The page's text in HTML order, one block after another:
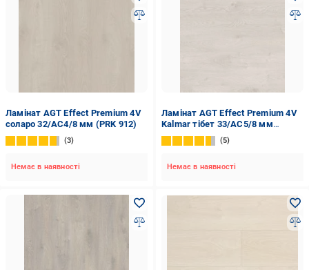
Ламінат AGT Effect Premium 4V
соларо 32/АС4/8 мм (PRK 912)
3
Немає в наявності
Ламінат AGT Effect Premium 4V
Kalmar тібет 33/АС5/8 мм
(PRK902)
5
Немає в наявності